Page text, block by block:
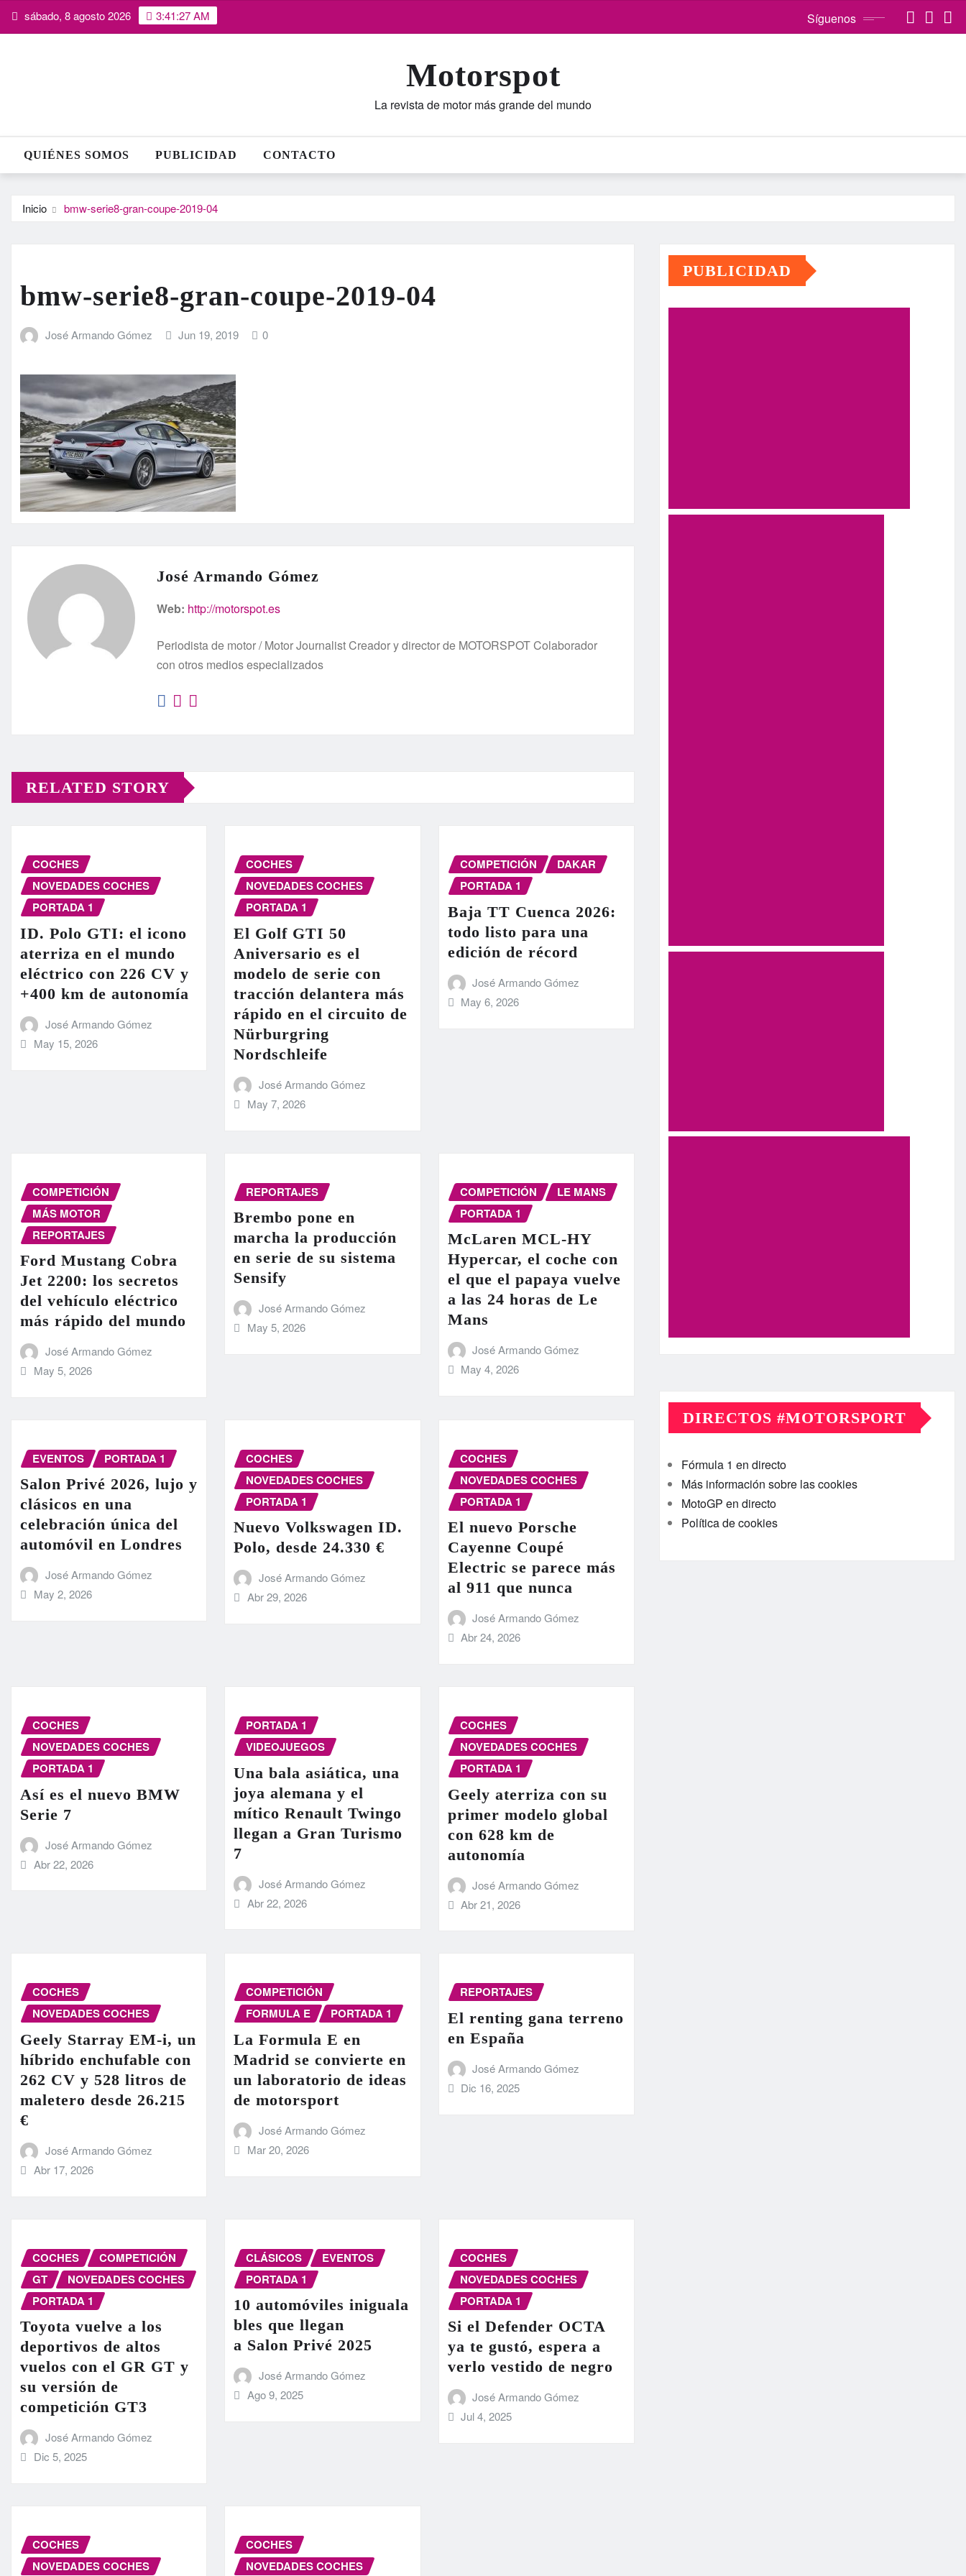
Saltar sábado, 8 agosto 2026 3:41:28 AM Síguenos
Motorspot
La revista de motor más grande del mundo
QUIÉNES SOMOS PUBLICIDAD CONTACTO
Inicio bmw-serie8-gran-coupe-2019-04
bmw-serie8-gran-coupe-2019-04
José Armando Gómez Jun 19, 2019 0
José Armando Gómez
Web: http://motorspot.es
Periodista de motor / Motor Journalist Creador y director de MOTORSPOT Colaborador
con otros medios especializados
RELATED STORY
COCHES
NOVEDADES COCHES
PORTADA 1
ID. Polo GTI: el icono
aterriza en el mundo
eléctrico con 226 CV y
+400 km de autonomía
José Armando Gómez
May 15, 2026
COCHES
NOVEDADES COCHES
PORTADA 1
El Golf GTI 50
Aniversario es el
modelo de serie con
tracción delantera más
rápido en el circuito de
Nürburgring
Nordschleife
José Armando Gómez
May 7, 2026
COMPETICIÓN
DAKAR
PORTADA 1
Baja TT Cuenca 2026:
todo listo para una
edición de récord
José Armando Gómez
May 6, 2026
COMPETICIÓN
MÁS MOTOR
REPORTAJES
Ford Mustang Cobra
Jet 2200: los secretos
del vehículo eléctrico
más rápido del mundo
José Armando Gómez
May 5, 2026
REPORTAJES
Brembo pone en
marcha la producción
en serie de su sistema
Sensify
José Armando Gómez
May 5, 2026
COMPETICIÓN
LE MANS
PORTADA 1
McLaren MCL-HY
Hypercar, el coche con
el que el papaya vuelve
a las 24 horas de Le
Mans
José Armando Gómez
May 4, 2026
EVENTOS PORTADA 1
Salon Privé 2026, lujo y
clásicos en una
celebración única del
automóvil en Londres
José Armando Gómez
May 2, 2026
COCHES
NOVEDADES COCHES
PORTADA 1
Nuevo Volkswagen ID.
Polo, desde 24.330 €
José Armando Gómez
Abr 29, 2026
COCHES
NOVEDADES COCHES
PORTADA 1
El nuevo Porsche
Cayenne Coupé
Electric se parece más
al 911 que nunca
José Armando Gómez
Abr 24, 2026
COCHES
NOVEDADES COCHES
PORTADA 1
Así es el nuevo BMW
Serie 7
José Armando Gómez
Abr 22, 2026
PORTADA 1
VIDEOJUEGOS
Una bala asiática, una
joya alemana y el
mítico Renault Twingo
llegan a Gran Turismo
7
José Armando Gómez
Abr 22, 2026
COCHES
NOVEDADES COCHES
PORTADA 1
Geely aterriza con su
primer modelo global
con 628 km de
autonomía
José Armando Gómez
Abr 21, 2026
COCHES
NOVEDADES COCHES
Geely Starray EM-i, un
híbrido enchufable con
262 CV y 528 litros de
maletero desde 26.215
€
José Armando Gómez
Abr 17, 2026
COMPETICIÓN
FORMULA E
PORTADA 1
La Formula E en
Madrid se convierte en
un laboratorio de ideas
de motorsport
José Armando Gómez
Mar 20, 2026
REPORTAJES
El renting gana terreno
en España
José Armando Gómez
Dic 16, 2025
COCHES
COMPETICIÓN
GT
NOVEDADES COCHES
PORTADA 1
Toyota vuelve a los
deportivos de altos
vuelos con el GR GT y
su versión de
competición GT3
José Armando Gómez
Dic 5, 2025
CLÁSICOS
EVENTOS
PORTADA 1
10 automóviles iniguala
bles que llegan
a Salon Privé 2025
José Armando Gómez
Ago 9, 2025
COCHES
NOVEDADES COCHES
PORTADA 1
Si el Defender OCTA
ya te gustó, espera a
verlo vestido de negro
José Armando Gómez
Jul 4, 2025
COCHES
NOVEDADES COCHES
COCHES
NOVEDADES COCHES
PUBLICIDAD
DIRECTOS #MOTORSPORT
Fórmula 1 en directo
Más información sobre las cookies
MotoGP en directo
Política de cookies